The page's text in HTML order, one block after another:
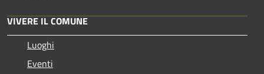
VIVERE IL COMUNE
Luoghi
Eventi